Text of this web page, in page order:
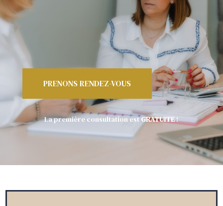
PRENONS RENDEZ-VOUS
La première consultation estGRATUITE!